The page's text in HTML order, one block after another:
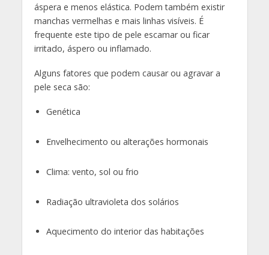
áspera e menos elástica. Podem também existir
manchas vermelhas e mais linhas visíveis. É
frequente este tipo de pele escamar ou ficar
irritado, áspero ou inflamado.
Alguns fatores que podem causar ou agravar a
pele seca são:
Genética
Envelhecimento ou alterações hormonais
Clima: vento, sol ou frio
Radiação ultravioleta dos solários
Aquecimento do interior das habitações